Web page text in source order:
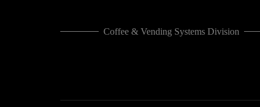
Coffee & Vending Systems Division